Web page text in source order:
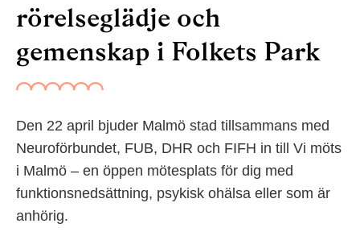
rörelseglädje och
gemenskap i Folkets Park
Den 22 april bjuder Malmö stad tillsammans med
Neuroförbundet, FUB, DHR och FIFH in till Vi möts
i Malmö – en öppen mötesplats för dig med
funktionsnedsättning, psykisk ohälsa eller som är
anhörig.